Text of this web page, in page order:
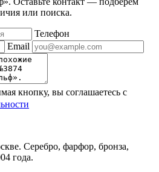
или поиска.
Телефон
Email
кнопку, вы соглашаетесь с
Серебро, фарфор, бронза,
года.